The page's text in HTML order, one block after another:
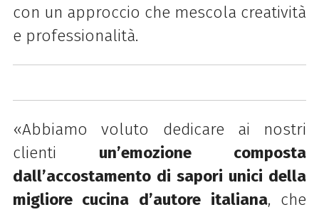
con un approccio che mescola creatività
e professionalità.
«Abbiamo voluto dedicare ai nostri
clienti un’emozione composta
dall’accostamento di sapori unici della
migliore cucina d’autore italiana, che